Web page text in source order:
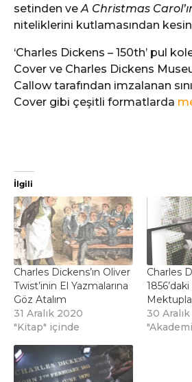
setinden ve A Christmas
niteliklerini kutlamasından
‘Charles Dickens – 150th’ pul
Cover ve Charles Dickens
Callow tarafından imzalanan
Cover gibi çeşitli formatlarda
İlgili
Charles Dickens’ın Oliver
Twist’inin El Yazmalarına
Göz Atalım
31 Aralık 2020
"Kitap" içinde
Charles
30